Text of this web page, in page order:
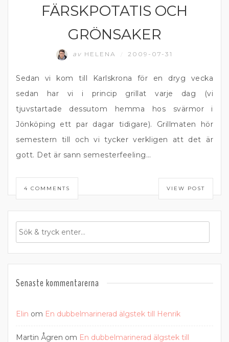
FÄRSKPOTATIS OCH
GRÖNSAKER
av HELENA 2009-07-31
Sedan vi kom till Karlskrona för en dryg vecka
sedan har vi i princip grillat varje dag (vi
tjuvstartade dessutom hemma hos svärmor i
Jönköping ett par dagar tidigare). Grillmaten hör
semestern till och vi tycker verkligen att det är
gott. Det är sann semesterfeeling…
4 COMMENTS VIEW POST
Senaste kommentarerna
Elin om En dubbelmarinerad älgstek till Henrik
Martin Ågren om En dubbelmarinerad älgstek till